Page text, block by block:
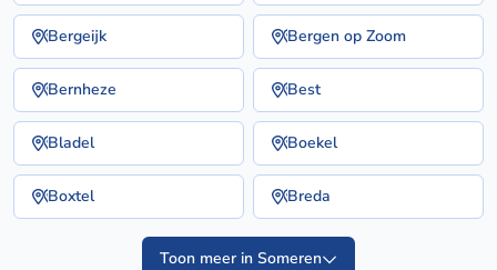
Bergeijk Bergen op Zoom
Bernheze Best
Bladel Boekel
Boxtel Breda
Toon meer in Someren